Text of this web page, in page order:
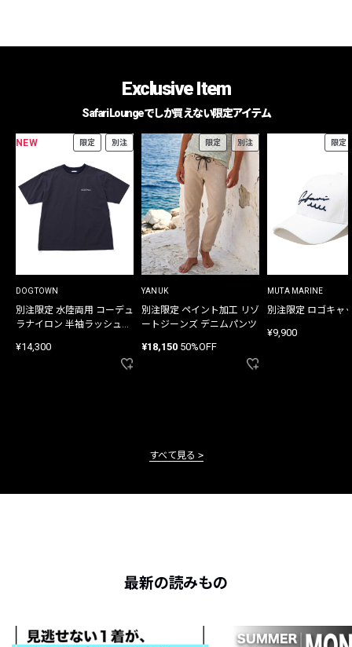
Exclusive Item
Safari Loungeでしか買えない限定アイテム
NEW 限定 別注
DOGTOWN
別注限定 水陸両用 コーデュ
ラナイロン 半袖ラッシュガ
¥14,300
限定 別注
YANUK
別注限定 ペイント加工 リゾ
ートジーンズ デニムパンツ
¥18,150 50%OFF
限定
MUTA MARINE
別注限定 ロゴキャ
¥9,900
すべて見る
最新の読みもの